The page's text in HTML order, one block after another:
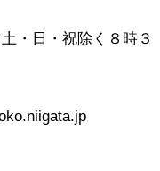
・日・祝除く８時３